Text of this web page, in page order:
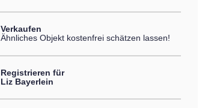
Verkaufen
Ähnliches Objekt kostenfrei schätzen lassen!
Registrieren für
Liz Bayerlein